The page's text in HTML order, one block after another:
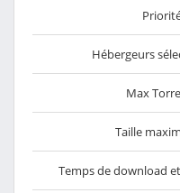
Hébergeurs
Max
Taille
Temps de download